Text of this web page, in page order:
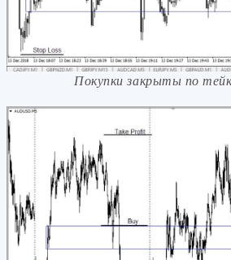
Покупки закрыты по